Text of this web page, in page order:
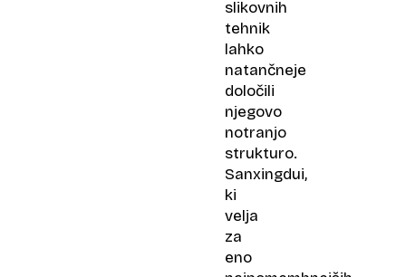
slikovnih
tehnik
lahko
natančneje
določili
njegovo
notranjo
strukturo.
Sanxingdui,
ki
velja
za
eno